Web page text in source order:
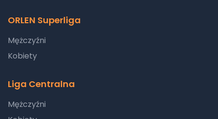
ORLEN Superliga
Mężczyźni
Kobiety
Liga Centralna
Mężczyźni